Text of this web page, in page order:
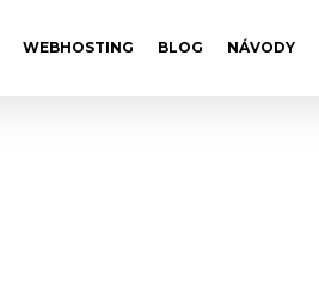
WEBHOSTING BLOG NÁVODY